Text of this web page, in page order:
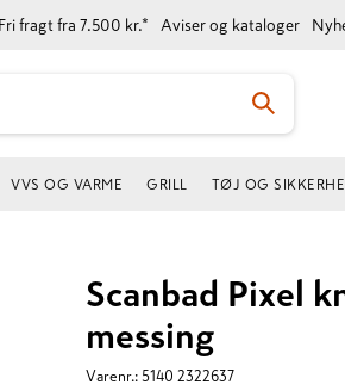
Fri fragt fra 7.500 kr.* Aviser og kataloger
VVS OG VARME GRILL TØJ OG
Scanbad Pixel
messing
Varenr.: 5140 2322637